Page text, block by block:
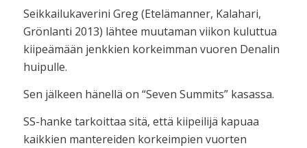
Seikkailukaverini Greg (Etelämanner, Kalahari,
Grönlanti 2013) lähtee muutaman viikon kuluttua
kiipeämään jenkkien korkeimman vuoren Denalin
huipulle.
Sen jälkeen hänellä on “Seven Summits” kasassa.
SS-hanke tarkoittaa sitä, että kiipeilijä kapuaa
kaikkien mantereiden korkeimpien vuorten